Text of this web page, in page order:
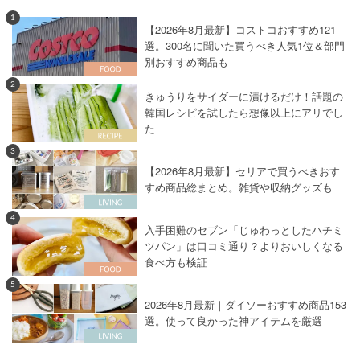
1
【2026年8月最新】コストコおすすめ121
選。300名に聞いた買うべき人気1位＆部門
別おすすめ商品も
2
きゅうりをサイダーに漬けるだけ！話題の
韓国レシピを試したら想像以上にアリでし
た
3
【2026年8月最新】セリアで買うべきおす
すめ商品総まとめ。雑貨や収納グッズも
4
入手困難のセブン「じゅわっとしたハチミ
ツパン」は口コミ通り？よりおいしくなる
食べ方も検証
5
2026年8月最新｜ダイソーおすすめ商品153
選。使って良かった神アイテムを厳選